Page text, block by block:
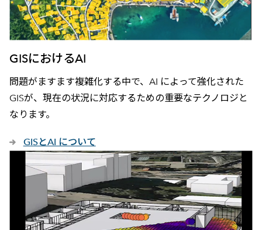
GISにおけるAI
問題がますます複雑化する中で、AI によって強化された
GISが、現在の状況に対応するための重要なテクノロジと
なります。
GISとAI について